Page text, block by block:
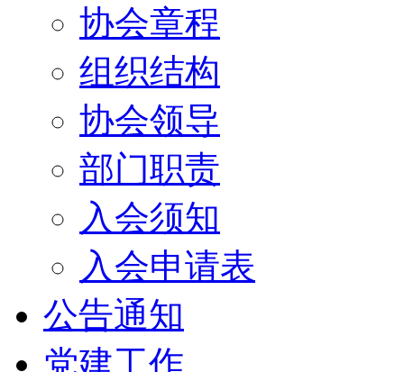
协会章程
组织结构
协会领导
部门职责
入会须知
入会申请表
公告通知
党建工作